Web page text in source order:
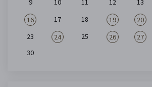
9
10 11 12 13
16
17 18 19 20
23
24 25 26 27
30